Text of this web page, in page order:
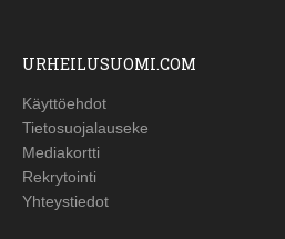
URHEILUSUOMI.COM
Käyttöehdot
Tietosuojalauseke
Mediakortti
Rekrytointi
Yhteystiedot